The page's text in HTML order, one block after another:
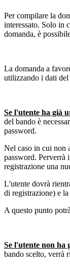
Per compilare la
interessato. Solo in
domanda, è
La domanda a
utilizzando i dati del
Se l'utente ha già
del bando è
password.
Nel caso in cui non
password. Perverrà
registrazione una
L'utente dovrà
di registrazione) e
A questo punto
Se l'utente non ha
bando scelto, verrà